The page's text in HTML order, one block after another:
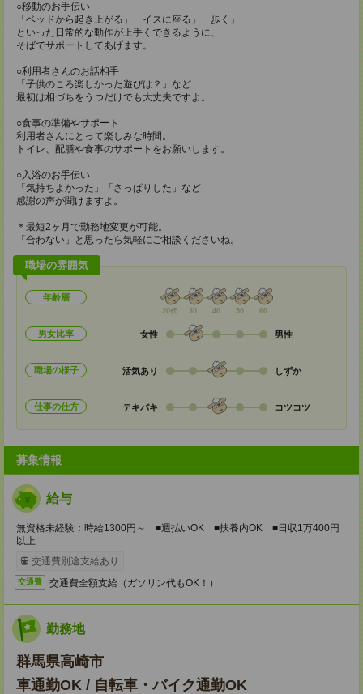
○移動のお手伝い
「ベッドから起き上がる」「イスに座る」「歩く」
といった日常的な動作が上手くできるように、
そばでサポートしてあげます。
○利用者さんのお話相手
「子供のころ楽しかった遊びは？」など
最初は相づちをうつだけでも大丈夫ですよ。
○食事の準備やサポート
利用者さんにとって楽しみな時間。
トイレ、配膳や食事のサポートをお願いします。
○入浴のお手伝い
「気持ちよかった」「さっぱりした」など
感謝の声が聞けますよ。
＊最短2ヶ月で勤務地変更が可能。
「合わない」と思ったら気軽にご相談くださいね。
職場の雰囲気
年齢層
20代 30 40 50 60
男女比率 女性 男性
職場の様子 活気あり しずか
仕事の仕方 テキパキ コツコツ
募集情報
給与
無資格未経験：時給1300円～ ■週払いOK ■扶養内OK ■日収1万400円
以上
交通費別途支給あり
交通費 交通費全額支給（ガソリン代もOK！）
勤務地
群馬県高崎市
車通勤OK / 自転車・バイク通勤OK